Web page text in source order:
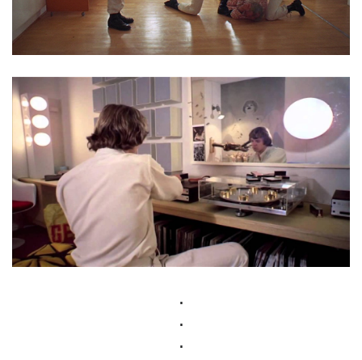
.
.
.